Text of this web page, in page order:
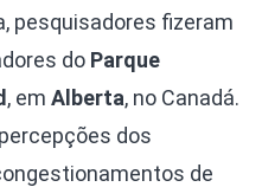
pesquisadores fizeram
do Parque
, em Alberta, no Canadá.
dos
de